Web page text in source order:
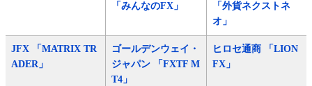
「みんなのFX」
「外貨ネクストネ
オ」
JFX 「MATRIX TR
ADER」
ゴールデンウェイ・
ジャパン 「FXTF M
T4」
ヒロセ通商 「LION
FX」